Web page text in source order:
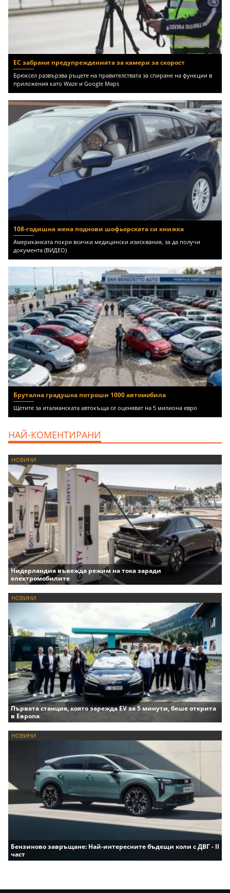
ЕС забрани предупрежденията за камери за скорост
Брюксел развързва ръцете на правителствата за спиране на функции в
приложения като Waze и Google Maps
108-годишна жена поднови шофьорската си книжка
Американката покри всички медицински изисквания, за да получи
документа (ВИДЕО)
Брутална градушка потроши 1000 автомобила
Щетите за италианската автокъща се оценяват на 5 милиона евро
НАЙ-КОМЕНТИРАНИ
НОВИНИ
Нидерландия въвежда режим на тока заради
електромобилите
НОВИНИ
Първата станция, която зарежда EV за 5 минути, беше открита
в Европа
НОВИНИ
Бензиново завръщане: Най-интересните бъдещи коли с ДВГ - II
част